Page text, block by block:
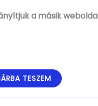
a másik
TESZEM